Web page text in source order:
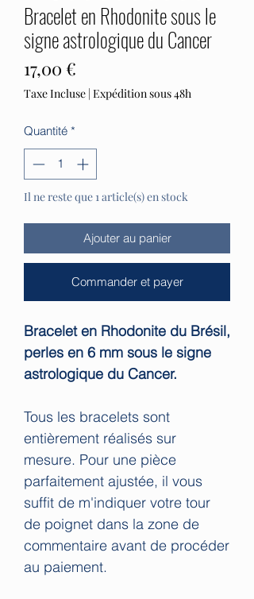
Bracelet en Rhodonite sous le
signe astrologique du Cancer
17,00 €
Taxe Incluse | Expédition sous 48h
Quantité *
Il ne reste que 1 article(s) en stock
Ajouter au panier
Commander et payer
Bracelet en Rhodonite du Brésil,
perles en 6 mm sous le signe
astrologique du Cancer.
Tous les bracelets sont
entièrement réalisés sur
mesure. Pour une pièce
parfaitement ajustée, il vous
suffit de m'indiquer votre tour
de poignet dans la zone de
commentaire avant de procéder
au paiement.